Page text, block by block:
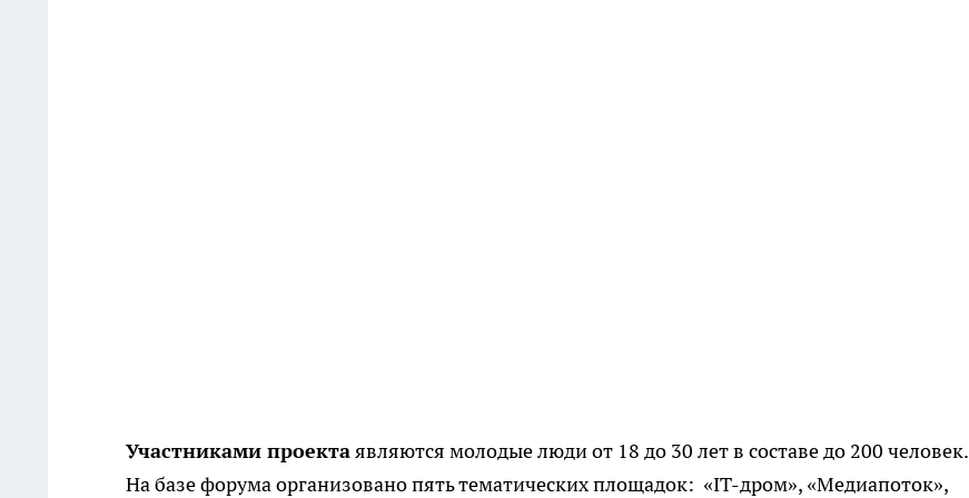
Участниками проектаявляются молодые люди от 18 до 30 лет в составе до 200 человек.
На базе форума организовано пять тематических площадок: «IT-дром», «Медиапоток»,